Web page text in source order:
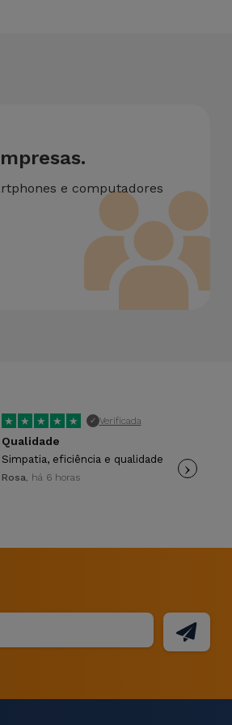
e computadores
★ ★ ★ ★ ★ ✓ Verificada
Qualidade
Simpatia, eficiência e qualidade
Rosa, há 6 horas ›